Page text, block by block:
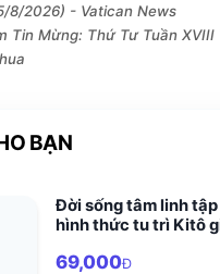
8/2026) - Vatican News
Tin Mừng: Thứ Tư Tuần
BẠN
Đời sống tâm linh
hình thức tu trì Kitô
69,000Đ